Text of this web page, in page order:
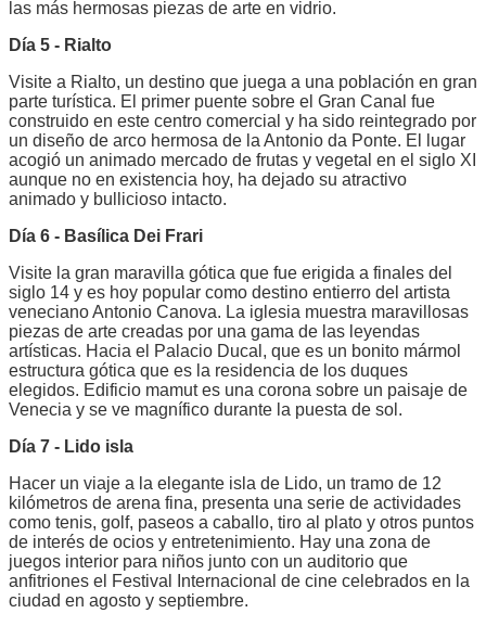
las más hermosas piezas de arte en vidrio.
Día 5 - Rialto
Visite a Rialto, un destino que juega a una población en gran
parte turística. El primer puente sobre el Gran Canal fue
construido en este centro comercial y ha sido reintegrado por
un diseño de arco hermosa de la Antonio da Ponte. El lugar
acogió un animado mercado de frutas y vegetal en el siglo XI
aunque no en existencia hoy, ha dejado su atractivo
animado y bullicioso intacto.
Día 6 - Basílica Dei Frari
Visite la gran maravilla gótica que fue erigida a finales del
siglo 14 y es hoy popular como destino entierro del artista
veneciano Antonio Canova. La iglesia muestra maravillosas
piezas de arte creadas por una gama de las leyendas
artísticas. Hacia el Palacio Ducal, que es un bonito mármol
estructura gótica que es la residencia de los duques
elegidos. Edificio mamut es una corona sobre un paisaje de
Venecia y se ve magnífico durante la puesta de sol.
Día 7 - Lido isla
Hacer un viaje a la elegante isla de Lido, un tramo de 12
kilómetros de arena fina, presenta una serie de actividades
como tenis, golf, paseos a caballo, tiro al plato y otros puntos
de interés de ocios y entretenimiento. Hay una zona de
juegos interior para niños junto con un auditorio que
anfitriones el Festival Internacional de cine celebrados en la
ciudad en agosto y septiembre.